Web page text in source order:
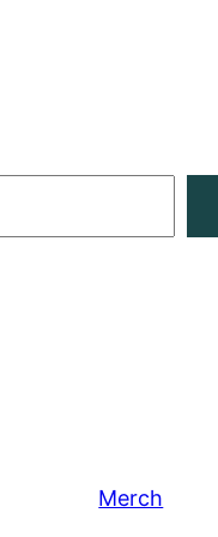
Merch